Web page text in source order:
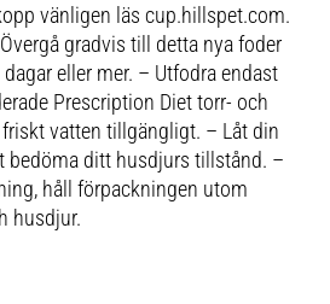
vänligen läs cup.hillspet.com.
gradvis till detta nya foder
eller mer. – Utfodra endast
Prescription Diet torr- och
vatten tillgängligt. – Låt din
bedöma ditt husdjurs tillstånd. –
håll förpackningen utom
husdjur.